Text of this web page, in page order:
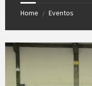
Home / Eventos